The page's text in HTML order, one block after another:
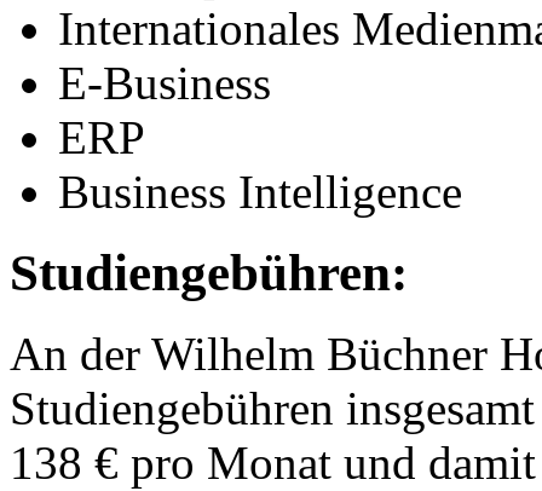
Internationales
E-Business
ERP
Business Intelligence
Studiengebühren:
An der Wilhelm Büchner
Studiengebühren
138 € pro Monat und